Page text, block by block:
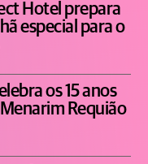
Hotel prepara
especial para o
os 15 anos
Requião